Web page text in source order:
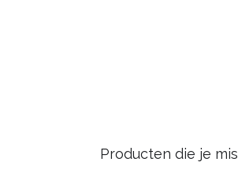
Producten die je